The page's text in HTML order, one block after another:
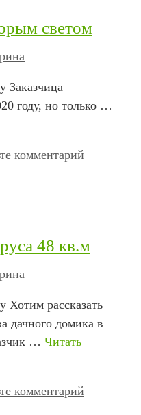
светом
Заказчица
году, но только …
комментарий
48 кв.м
Хотим рассказать
дачного домика в
… Читать
комментарий